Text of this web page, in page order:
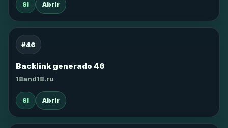
SI Abrir
#46
Backlink generado 46
18and18.ru
SI Abrir